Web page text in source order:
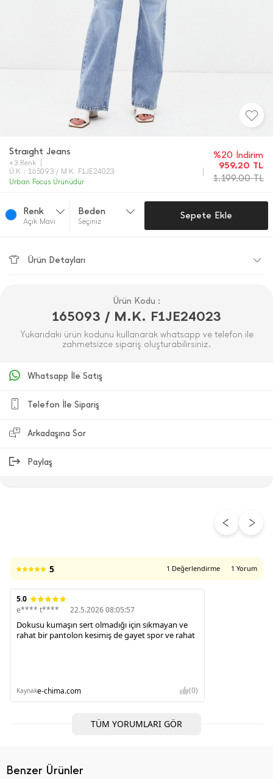
Straıght Jeans
+3 Renk
Ü.K : 165093 / M.K. F1JE24023
Urban Focus Ürünüdür
%20 İndirim
959,20 TL
1.199,00TL
Renk
Açık Mavi̇
Beden
Seçiniz
Sepete Ekle
Ürün Detayları
Ürün Kodu :
165093 / M.K. F1JE24023
Yukarıdaki ürün kodunu kullanarak whatsapp ve telefon ile
zahmetsizce sipariş oluşturabilirsiniz.
Whatsapp İle Satış
Telefon İle Sipariş
Arkadaşına Sor
Paylaş
5 1 Değerlendirme 1 Yorum
5.0
e**** t****
22.5.2026 08:05:57
Dokusu kumaşın sert olmadığı için sıkmayan ve
rahat bir pantolon kesimiş de gayet spor ve rahat
Kaynake-chima.com (0)
TÜM YORUMLARI GÖR
Benzer Ürünler